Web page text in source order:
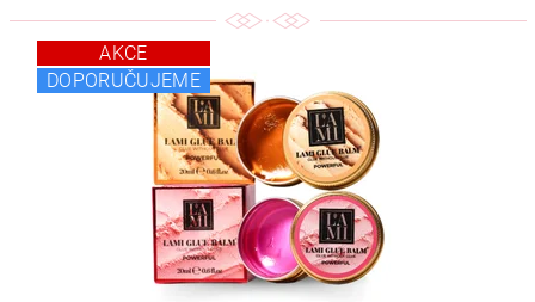
AKCE
DOPORUČUJEME